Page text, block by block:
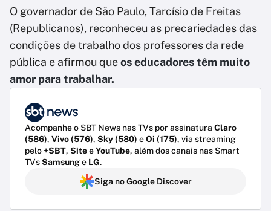
O governador de São Paulo, Tarcísio de Freitas
(Republicanos), reconheceu as precariedades das
condições de trabalho dos professores da rede
pública e afirmou queos educadores têm muito
amor para trabalhar.
Acompanhe o SBT News nas TVs por assinatura Claro
(586), Vivo (576), Sky (580) eOi (175), via streaming
pelo+SBT, SiteeYouTube, além dos canais nas Smart
TVsSamsunge LG.
Siga no Google Discover